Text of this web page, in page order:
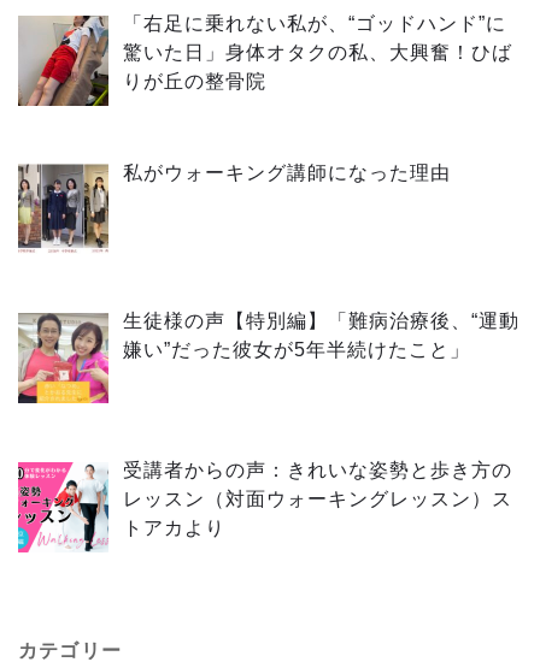
「右足に乗れない私が、“ゴッドハンド”に
驚いた日」身体オタクの私、大興奮！ひば
りが丘の整骨院
私がウォーキング講師になった理由
生徒様の声【特別編】「難病治療後、“運動
嫌い”だった彼女が5年半続けたこと」
受講者からの声：きれいな姿勢と歩き方の
レッスン（対面ウォーキングレッスン）ス
トアカより
カテゴリー